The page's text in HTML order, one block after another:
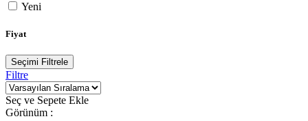
Yeni
Fiyat
Seçimi Filtrele
Filtre
Seç ve Sepete Ekle
Görünüm :